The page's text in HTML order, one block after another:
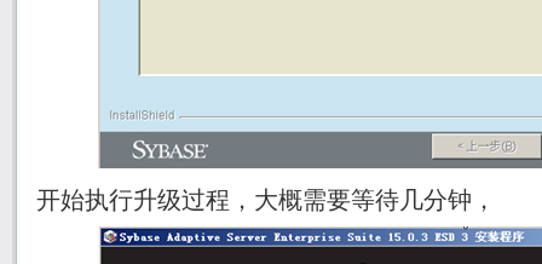
开始执行升级过程，大概需要等待几分钟，